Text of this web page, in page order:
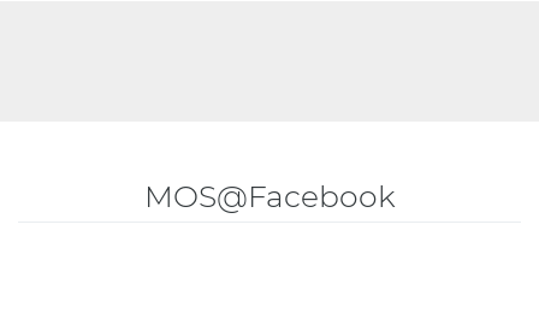
MOS@Facebook